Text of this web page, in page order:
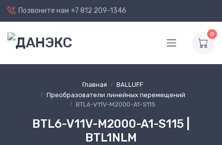
Позвоните нам +7 812 209-1346
0
Главная
BALLUFF
Преобразователи линейных перемещений
BTL6-V11V-M2000-A1-S115
BTL6-V11V-M2000-A1-S115 |
BTL1NLM